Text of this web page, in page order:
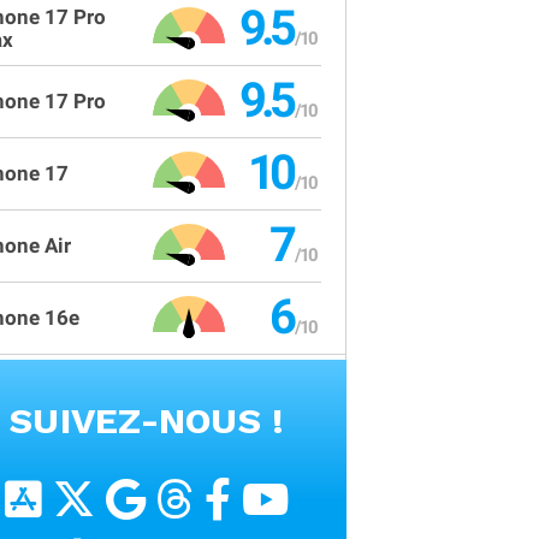
17 Pro
9.5
17 Pro 9.5
17 10
Air 7
16e 6
SUIVEZ-NOUS !